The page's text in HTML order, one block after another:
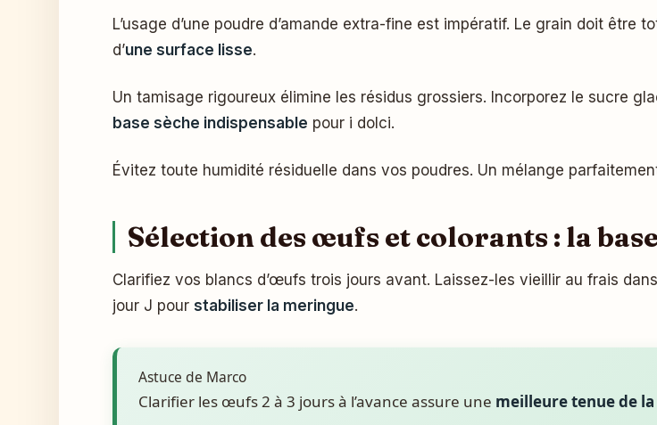
L’usage d’une poudre d’amande extra-fine est impératif. Le grain doit être
d’une surface lisse.
Un tamisage rigoureux élimine les résidus grossiers. Incorporez le sucre
base sèche indispensable pour i dolci.
Évitez toute humidité résiduelle dans vos poudres. Un mélange
Sélection des œufs et colorants : la
Clarifiez vos blancs d’œufs trois jours avant. Laissez-les vieillir au frais
jour J pour stabiliser la meringue.
Astuce de Marco
Clarifier les œufs 2 à 3 jours à l’avance assure une meilleure tenue de